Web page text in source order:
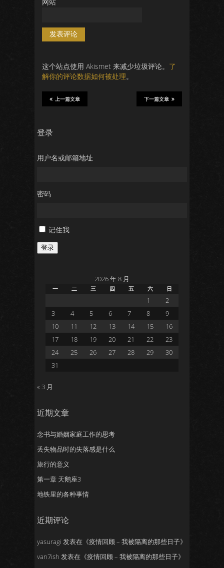
这个站点使用 Akismet 来减少垃圾评论。 了
解你的评论数据如何被处理。
下一篇文章
上一篇文章
登录
用户名或邮箱地址
密码
记住我
登录
2026 年 8 月
一 二 三 四 五 六 日
1
2
3
4 5 6 7 8
9
10
11 12 13 14 15
16
17
18 19 20 21 22
23
24
25 26 27 28 29
30
31
« 3 月
近期文章
念书与婚姻家庭工作的思考
丢失物品时的失落感是什么
旅行的意义
第一章 天鹅座3
地铁里的各种事情
近期评论
yasuragi 发表在《疫情回顾 – 我被隔离的那些日子》
van7ish 发表在《疫情回顾 – 我被隔离的那些日子》